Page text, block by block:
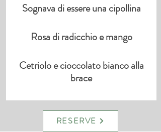
Sognava di essere una cipollina
Rosa di radicchio e mango
Cetriolo e cioccolato bianco alla
brace
RESERVE